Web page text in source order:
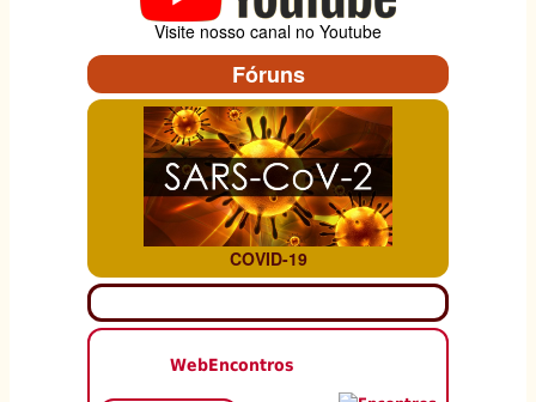
Visite nosso canal no Youtube
Fóruns
COVID-19
WebEncontros